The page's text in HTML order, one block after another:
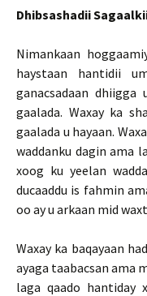
Dhibsashadii
Nimankaan
haystaan hantidii
ganacsadaan dhiigga
gaalada. Waxay ka
gaalada u hayaan.
waddanku dagin ama
xoog ku yeelan
ducaaddu is fahmin
oo ay u arkaan mid
Waxay ka baqayaan
ayaga taabacsan ama
laga qaado hantiday